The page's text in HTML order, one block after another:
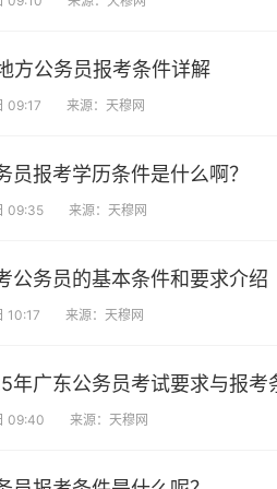
方公务员报考条件详解
09:17 来源：天穆网
员报考学历条件是什么啊？
09:35 来源：天穆网
公务员的基本条件和要求介绍
10:17 来源：天穆网
年广东公务员考试要求与报考
09:40 来源：天穆网